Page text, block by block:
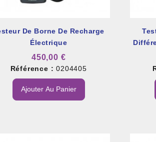
De Borne De Recharge
Électrique
450,00 €
Référence : 0204405
Ajouter Au Panier